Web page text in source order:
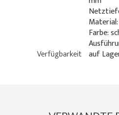
Farbe:
Verfügbarkeit auf